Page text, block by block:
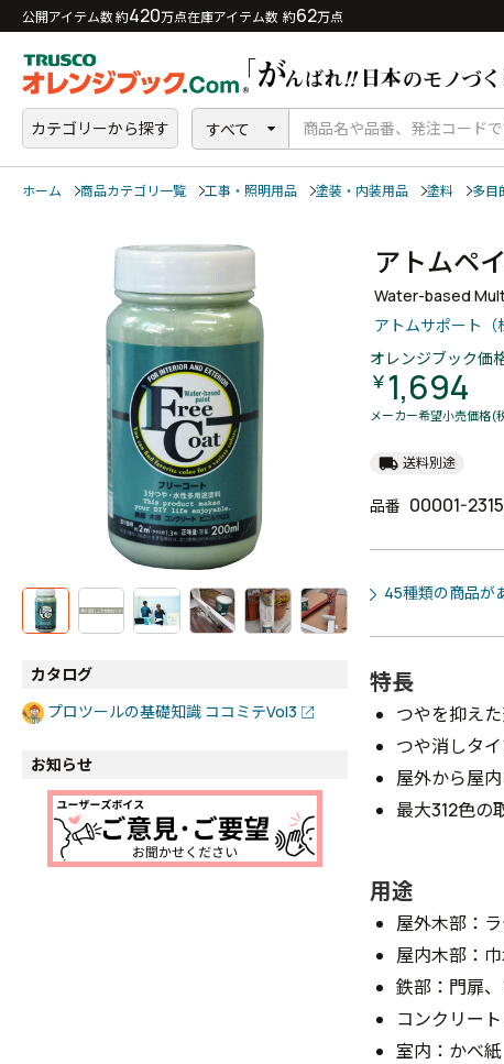
公開アイテム数 約420万点在庫アイテム数 約62万点
カテゴリーから探す すべて
ホーム 商品カテゴリ一覧 工事・照明用品 塗装・内装用品 塗料 多目
カタログ
プロツールの基礎知識 ココミテVol3
お知らせ
アトムペ
Water-based
アトムサポート（
オレンジブック価
￥ 1,694
メーカー希望小売価格(
local_shipping 送料別途
品番 00001-
45種類の商品が
特長
つやを抑え
つや消しタ
屋外から屋
最大312色の
用途
屋外木部：
屋内木部：
鉄部：門扉
コンクリー
室内：かべ